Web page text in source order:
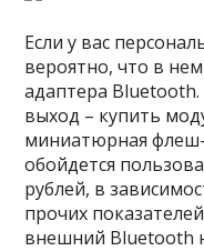
Если у вас
вероятно, что в
адаптера
выход – купить
миниатюрная
обойдется
рублей, в
прочих
внешний Bluetooth